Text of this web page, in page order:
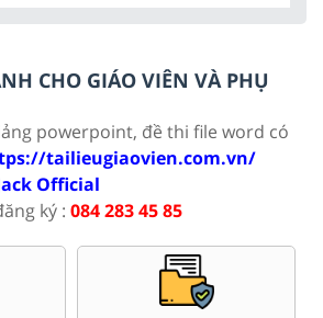
CHO GIÁO VIÊN VÀ PHỤ
powerpoint, đề thi file word có
tailieugiaovien.com.vn/
Official
ký : 084 283 45 85